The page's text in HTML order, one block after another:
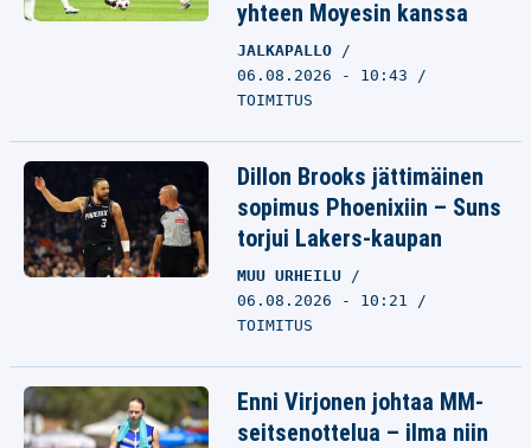
yhteen Moyesin kanssa
JALKAPALLO
06.08.2026 - 10:43
TOIMITUS
Dillon Brooks jättimäinen
sopimus Phoenixiin – Suns
torjui Lakers-kaupan
MUU URHEILU
06.08.2026 - 10:21
TOIMITUS
Enni Virjonen johtaa MM-
seitsenottelua – ilma niin